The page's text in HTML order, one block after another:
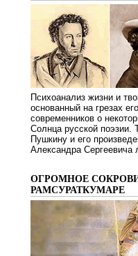
Психоанализ жизни и
основанный на грезах
современников о
Солнца русской поэзии.
Пушкину и его
Александра Сергеевича
ОГРОМНОЕ
РАМСУРАТКУМАРЕ